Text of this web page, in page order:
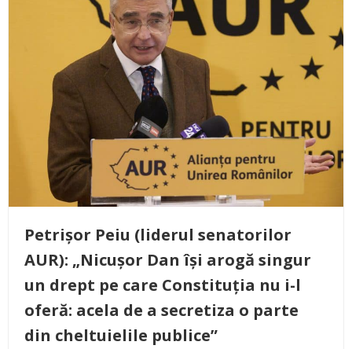
Petrișor Peiu (liderul senatorilor
AUR): „Nicușor Dan își arogă singur
un drept pe care Constituția nu i-l
oferă: acela de a secretiza o parte
din cheltuielile publice”